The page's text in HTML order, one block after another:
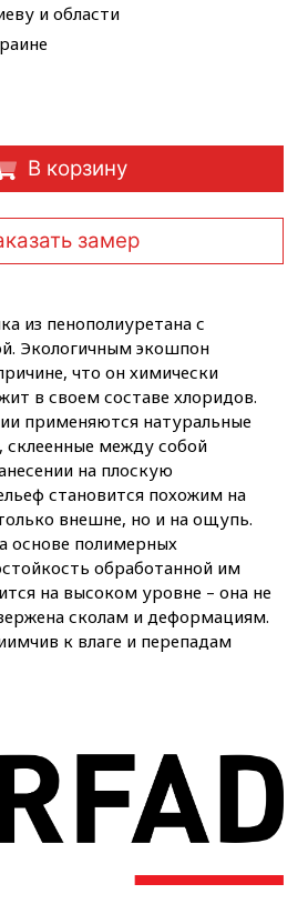
и области
В корзину
замер
из пенополиуретана с
Экологичным экошпон
что он химически
в своем составе хлоридов.
применяются натуральные
склеенные между собой
на плоскую
становится похожим на
внешне, но и на ощупь.
основе полимерных
обработанной им
на высоком уровне – она не
сколам и деформациям.
к влаге и перепадам